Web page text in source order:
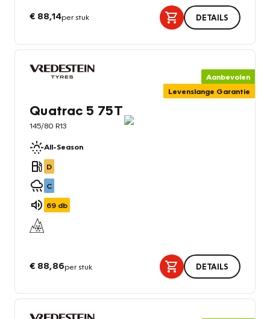
€ 88,14per stuk DETAILS
Aanbevolen
Levenslange Garantie
Quatrac 5 75T
145/80 R13
All-Season
D
C
69 db
€ 88,86per stuk DETAILS